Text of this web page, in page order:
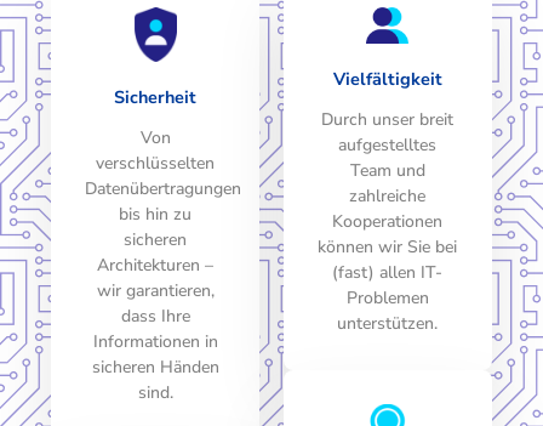
Sicherheit
Von
verschlüsselten
Datenübertragungen
bis hin zu
sicheren
Architekturen –
wir garantieren,
dass Ihre
Informationen in
sicheren Händen
sind.
Vielfältigkeit
Durch unser breit
aufgestelltes
Team und
zahlreiche
Kooperationen
können wir Sie bei
(fast) allen IT-
Problemen
unterstützen.